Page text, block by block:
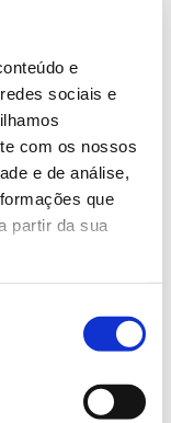
e
sociais e
com os nossos
e de análise,
que
partir da sua
em risco:
das-espigas: